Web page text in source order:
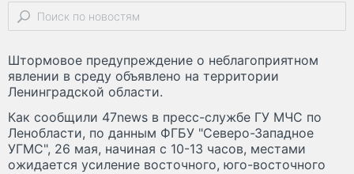
Штормовое предупреждение о неблагоприятном
явлении в среду объявлено на территории
Ленинградской области.
Как сообщили 47news в пресс-службе ГУ МЧС по
Ленобласти, по данным ФГБУ "Северо-Западное
УГМС", 26 мая, начиная с 10-13 часов, местами
ожидается усиление восточного, юго-восточного